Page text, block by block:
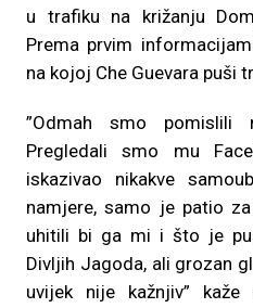
u trafiku na križanju
Prema prvim
na kojoj Che Guevara puši
”Odmah smo pomislili
Pregledali smo mu
iskazivao nikakve
namjere, samo je patio
uhitili bi ga mi i što je
Divljih Jagoda, ali grozan
uvijek nije kažnjiv”